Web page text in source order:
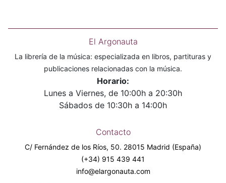
El Argonauta
La librería de la música: especializada en libros, partituras y
publicaciones relacionadas con la música.
Horario:
Lunes a Viernes, de 10:00h a 20:30h
Sábados de 10:30h a 14:00h
Contacto
C/ Fernández de los Ríos, 50. 28015 Madrid (España)
(+34) 915 439 441
info@elargonauta.com